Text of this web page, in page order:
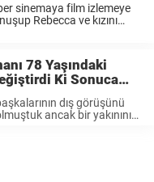
sinemaya film izlemeye
Rebecca ve kızını
78 Yaşındaki
Ki Sonuca
dış görüşünü
ancak bir yakınının